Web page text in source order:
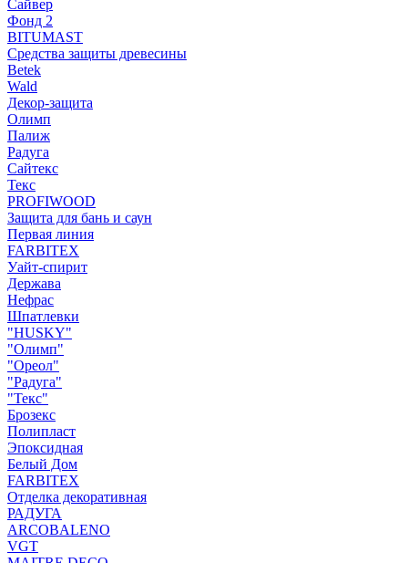
Сайвер
Фонд 2
BITUMAST
Средства защиты древесины
Betek
Wald
Декор-защита
Олимп
Палиж
Радуга
Сайтекс
Текс
PROFIWOOD
Защита для бань и саун
Первая линия
FARBITEX
Уайт-спирит
Держава
Нефрас
Шпатлевки
"HUSKY"
"Олимп"
"Ореол"
"Радуга"
"Текс"
Брозекс
Полипласт
Эпоксидная
Белый Дом
FARBITEX
Отделка декоративная
РАДУГА
ARCOBALENO
VGT